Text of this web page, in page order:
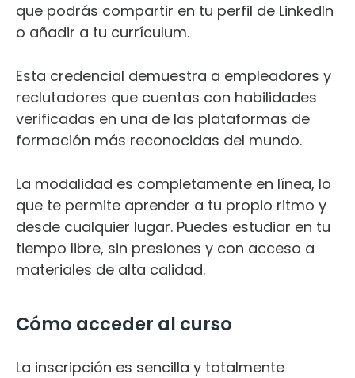
que podrás compartir en tu perfil de LinkedIn
o añadir a tu currículum.
Esta credencial demuestra a empleadores y
reclutadores que cuentas con habilidades
verificadas en una de las plataformas de
formación más reconocidas del mundo.
La modalidad es completamente en línea, lo
que te permite aprender a tu propio ritmo y
desde cualquier lugar. Puedes estudiar en tu
tiempo libre, sin presiones y con acceso a
materiales de alta calidad.
Cómo acceder al curso
La inscripción es sencilla y totalmente